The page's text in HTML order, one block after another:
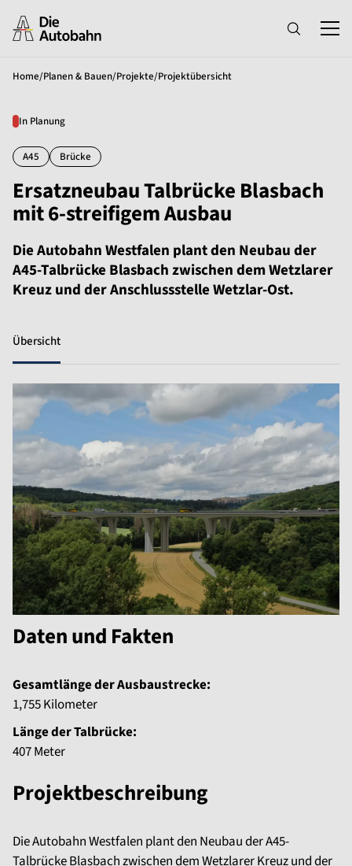
Home/Planen & Bauen/Projekte/Projektübersicht
In Planung
A45 Brücke
Ersatzneubau Talbrücke Blasbach
mit 6-streifigem Ausbau
Die Autobahn Westfalen plant den Neubau der
A45-Talbrücke Blasbach zwischen dem Wetzlarer
Kreuz und der Anschlussstelle Wetzlar-Ost.
Übersicht
Daten und Fakten
Gesamtlänge der Ausbaustrecke:
1,755 Kilometer
Länge der Talbrücke:
407 Meter
Projektbeschreibung
Die Autobahn Westfalen plant den Neubau der A45-
Talbrücke Blasbach zwischen dem Wetzlarer Kreuz und der